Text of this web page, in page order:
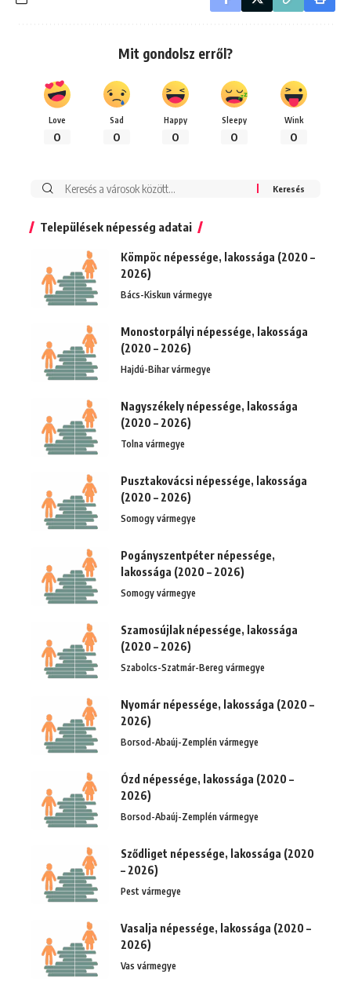
Mit gondolsz erről?
Love
0
Sad
0
Happy
0
Sleepy
0
Wink
0
Keresés:
Települések népesség adatai
Kömpöc népessége, lakossága (2020 –
2026)
Bács-Kiskun vármegye
Monostorpályi népessége, lakossága
(2020 – 2026)
Hajdú-Bihar vármegye
Nagyszékely népessége, lakossága
(2020 – 2026)
Tolna vármegye
Pusztakovácsi népessége, lakossága
(2020 – 2026)
Somogy vármegye
Pogányszentpéter népessége,
lakossága (2020 – 2026)
Somogy vármegye
Szamosújlak népessége, lakossága
(2020 – 2026)
Szabolcs-Szatmár-Bereg vármegye
Nyomár népessége, lakossága (2020 –
2026)
Borsod-Abaúj-Zemplén vármegye
Ózd népessége, lakossága (2020 –
2026)
Borsod-Abaúj-Zemplén vármegye
Sződliget népessége, lakossága (2020
– 2026)
Pest vármegye
Vasalja népessége, lakossága (2020 –
2026)
Vas vármegye